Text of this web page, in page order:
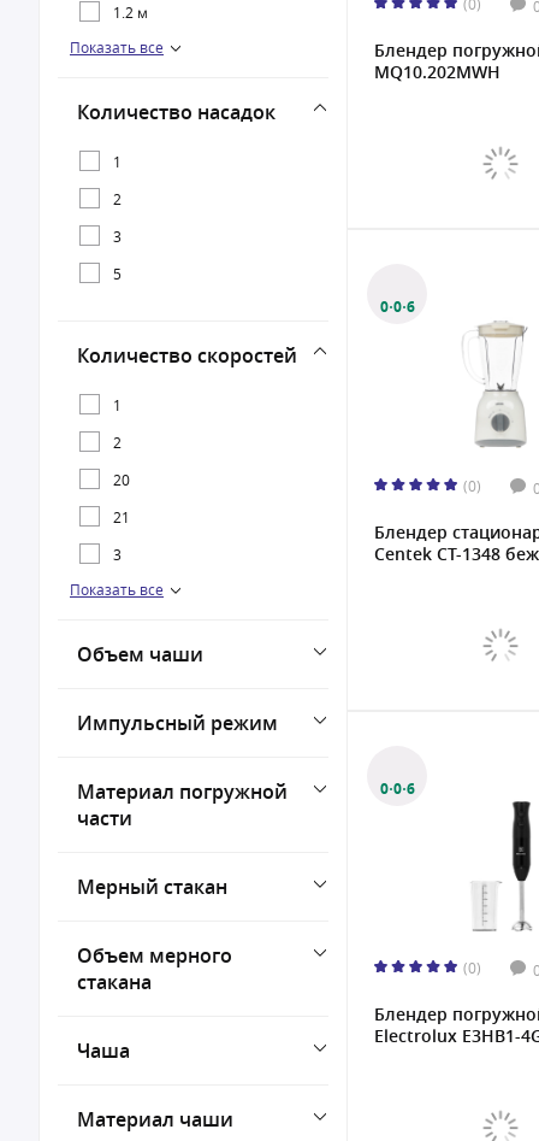
1200 Вт
1500 Вт
1.2 м
1.6 м
Показать все
Количество насадок
1
2
3
5
Количество скоростей
1
2
20
21
3
4
8
Показать все
Объем чаши
Импульсный режим
Материал погружной
части
Мерный стакан
Объем мерного
стакана
Чаша
Материал чаши
0
Блендер
MQ10.202MWH
0·0·6
(0) 0
Блендер
Centek CT-1348
0·0·6
(0) 0
Блендер
Electrolux E3HB1-